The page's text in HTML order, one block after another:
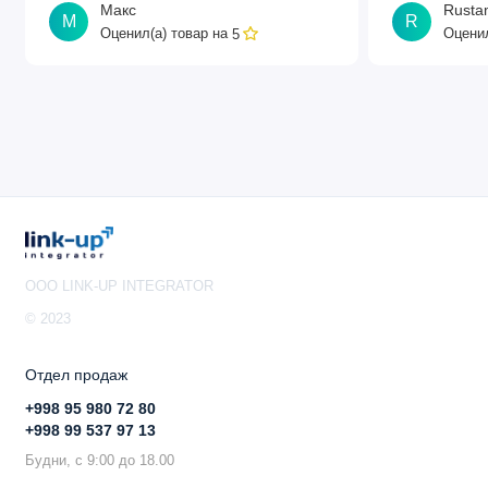
Термостат для
подключения
Нагреватель 60Вт
Вентилятор
Вводной двухполюсный
автомат
Клеммники
М
Макс
Оценил(а) товар на 5
R
OOO LINK-UP INTEGRATOR
© 2023
Отдел продаж
+998 95 980 72 80
+998 99 537 97 13
Будни, с 9:00 до 18.00